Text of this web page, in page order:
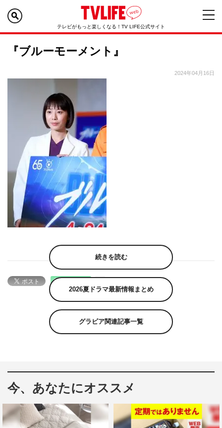
テレビがもっと楽しくなる！TV LIFE公式サイト
『ブルーモーメント』
2024年04月16日
続きを読む
2026夏ドラマ最新情報まとめ
グラビア関連記事一覧
今、あなたにオススメ